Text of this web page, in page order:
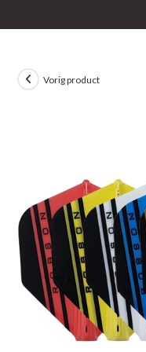
Vorig product